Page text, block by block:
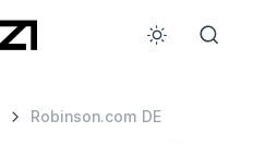
Robinson.com DE